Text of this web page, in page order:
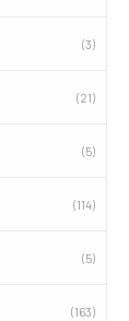
(3)
(21)
(5)
(114)
(5)
(163)